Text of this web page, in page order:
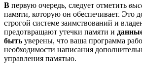
В первую очередь, следует отметить
памяти, которую он обеспечивает. Это
строгой системе заимствований и
предотвращают утечки памяти и
быть уверены, что ваша программа
необходимости написания
управления памятью.